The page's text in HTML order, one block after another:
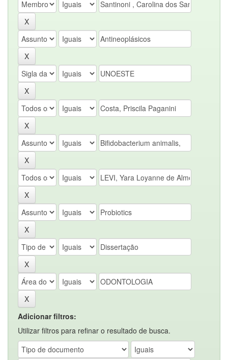
Adicionar filtros:
Utilizar filtros para refinar o resultado de busca.